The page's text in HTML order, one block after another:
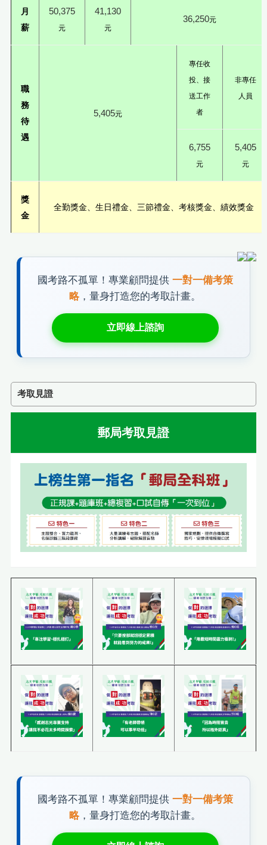
月
薪
50,375
元
41,130
元
36,250元
職
務
待
遇
5,405元
專任收
投、接
送工作
者
非專任
人員
6,755
元
5,405
元
獎
金
全勤獎金、生日禮金、三節禮金、考核獎金、績效獎金
國考路不孤單！專業顧問提供 一對一備考策
略，量身打造您的考取計畫。
立即線上諮詢
考取見證
郵局考取見證
國考路不孤單！專業顧問提供 一對一備考策
略，量身打造您的考取計畫。